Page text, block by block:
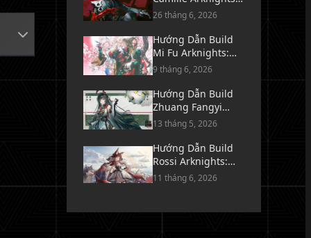
Endfield - Vũ Khí,
Trang Bị & Đội Hình
26 tháng 6, 2026
Hướng Dẫn Build
Mi Fu Arknights:
Endfield - Vũ Khí,
Trang Bị & Đội Hình
9 tháng 6, 2026
Hướng Dẫn Build
Zhuang Fangyi
Arknights: Endfield
- Vũ Khí, Trang Bị &
Đội Hình
13 tháng 5, 2026
Hướng Dẫn Build
Rossi Arknights:
Endfield - Vũ Khí,
11 tháng 6, 2026